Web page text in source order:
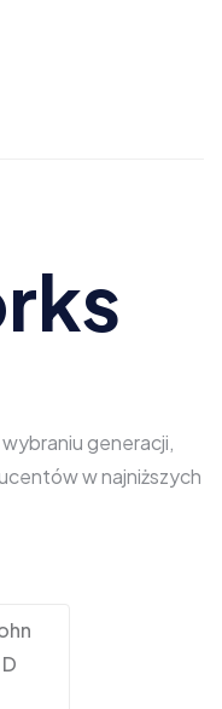
generacji,
w najniższych